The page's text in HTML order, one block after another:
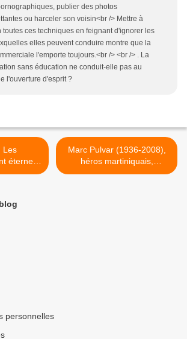
publier des photos
ou harceler son voisin<br /> Mettre à
toutes ces techniques en feignant d'ignorer les
elles peuvent conduire montre que la
l'emporte toujours.<br /> <br /> . La
sans éducation ne conduit-elle pas au
l'ouverture d'esprit ?
éternels!
Marc Pulvar (1936-2008),
héros martiniquais,
pédocriminel et violeur. >
personnelles